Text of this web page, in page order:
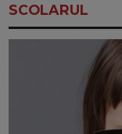
SCOLARUL